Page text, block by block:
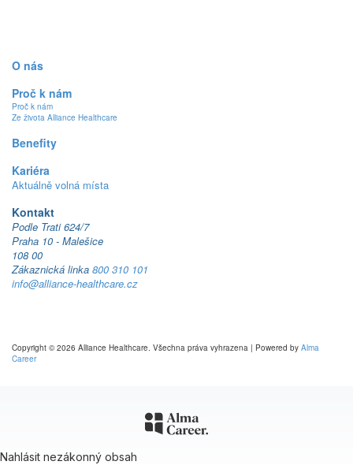
O nás
Proč k nám
Proč k nám
Ze života Alliance Healthcare
Benefity
Kariéra
Aktuálně volná místa
Kontakt
Podle Trati 624/7
Praha 10 - Malešice
108 00
Zákaznická linka 800 310 101
info@alliance-healthcare.cz
Copyright © 2026 Alliance Healthcare. Všechna práva vyhrazena | Powered by Alma
Career
Nahlásit nezákonný obsah